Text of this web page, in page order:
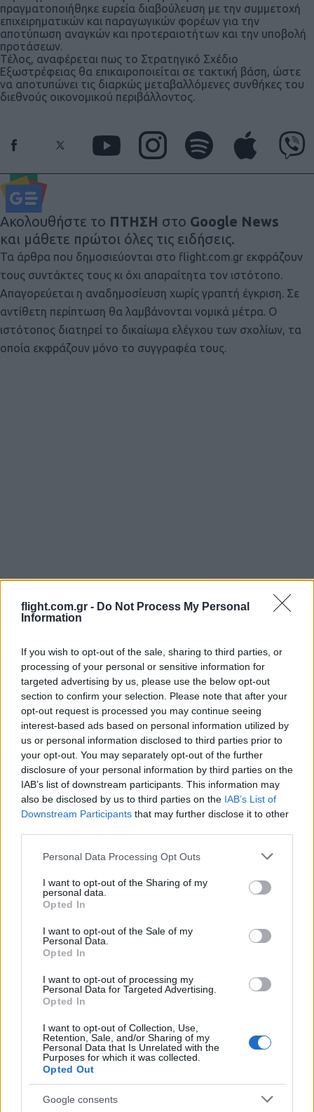
flight.com.gr - Do Not Process My Personal
Information
If you wish to opt-out of the sale, sharing to third parties, or
processing of your personal or sensitive information for
targeted advertising by us, please use the below opt-out
section to confirm your selection. Please note that after your
opt-out request is processed you may continue seeing
interest-based ads based on personal information utilized by
us or personal information disclosed to third parties prior to
your opt-out. You may separately opt-out of the further
disclosure of your personal information by third parties on the
IAB’s list of downstream participants. This information may
also be disclosed by us to third parties on the IAB’s List of
Downstream Participants that may further disclose it to other
Please note that this website/app uses one or more Google
not limited to your visit or usage behaviour. You may click to
grant or deny consent to Google and its third-party tags to
use your data for below specified purposes in below Google
consent section.
Personal Data Processing Opt Outs
I want to opt-out of the Sharing of my
personal data.
Opted In
I want to opt-out of the Sale of my
Personal Data.
Opted In
I want to opt-out of processing my
Personal Data for Targeted Advertising.
Opted In
I want to opt-out of Collection, Use,
Retention, Sale, and/or Sharing of my
Personal Data that Is Unrelated with the
Purposes for which it was collected.
Opted Out
Google consents
πραγματοποιήθηκε ευρεία διαβούλευση με την συμμετοχή
επιχειρηματικών και παραγωγικών φορέων για την
αποτύπωση αναγκών και προτεραιοτήτων και την υποβολή
προτάσεων.
Τέλος, αναφέρεται πως το Στρατηγικό Σχέδιο
Εξωστρέφειας θα επικαιροποιείται σε τακτική βάση, ώστε
να αποτυπώνει τις διαρκώς μεταβαλλόμενες συνθήκες του
διεθνούς οικονομικού περιβάλλοντος.
Ακολουθήστε το ΠΤΗΣΗ στο Google News
και μάθετε πρώτοι όλες τις ειδήσεις.
Τα άρθρα που δημοσιεύονται στο flight.com.gr εκφράζουν
τους συντάκτες τους κι όχι απαραίτητα τον ιστότοπο.
Απαγορεύεται η αναδημοσίευση χωρίς γραπτή έγκριση. Σε
αντίθετη περίπτωση θα λαμβάνονται νομικά μέτρα. Ο
ιστότοπος διατηρεί το δικαίωμα ελέγχου των σχολίων, τα
οποία εκφράζουν μόνο το συγγραφέα τους.
Please login to comment
COMMENTS
Oldest
photographix(@photographix)
Noble Member
19 Μαΐου 2026 20:15
Να λύσει το φορολογικό και της δικαιοσύνης και θα δει πως θα
karpat (@karpat)
Member
20 Μαΐου 2026 09:36
#729396
δυνατότητες. Το μόνο στοιχείο που μου δημιουργεί αμφιβολίες
είναι ότι διαθέτει έναν αρκετά γερασμένο πληθυσμό.
απόλυτα ταιριαστά για μια τόσο σπουδαία χώρα. Λογικά, η
Ελλάδα θα έπρεπε να μπορεί να πετύχει όσα πέτυχε η Αυστρία
εκατό φορές περισσότερο.
Όμως, με μια κοινωνία που γερνάει, μοιάζει κάπως σαν να
προσπαθεί κάποιος να πραγματοποιήσει στα 55 του όσα δεν